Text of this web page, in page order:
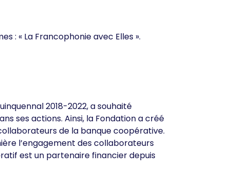
: « La Francophonie avec Elles ».
2018-2022, a souhaité
ses actions. Ainsi, la Fondation a créé
de la banque coopérative.
l’engagement des collaborateurs
est un partenaire financier depuis